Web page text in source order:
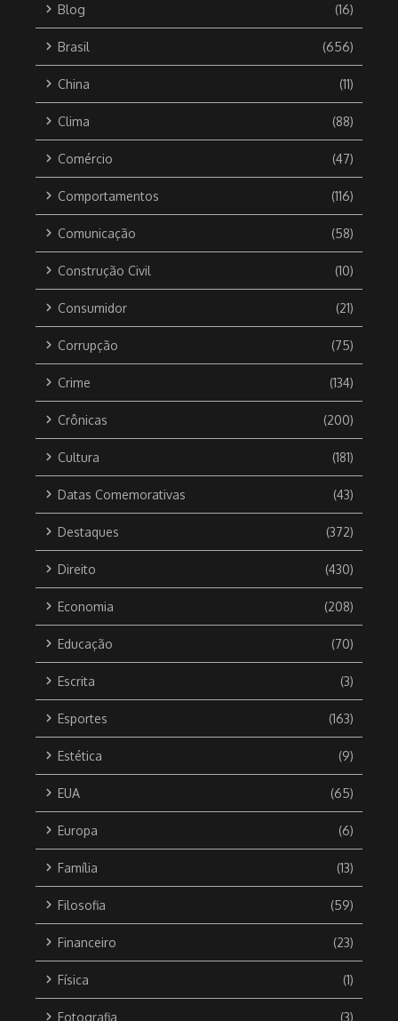
Blog (16)
Brasil (656)
China (11)
Clima (88)
Comércio (47)
Comportamentos (116)
Comunicação (58)
Construção Civil (10)
Consumidor (21)
Corrupção (75)
Crime (134)
Crônicas (200)
Cultura (181)
Datas Comemorativas (43)
Destaques (372)
Direito (430)
Economia (208)
Educação (70)
Escrita (3)
Esportes (163)
Estética (9)
EUA (65)
Europa (6)
Família (13)
Filosofia (59)
Financeiro (23)
Física (1)
Fotografia (3)